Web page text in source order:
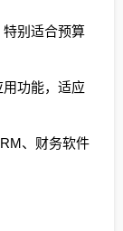
别适合预算
功能，适应
、财务软件